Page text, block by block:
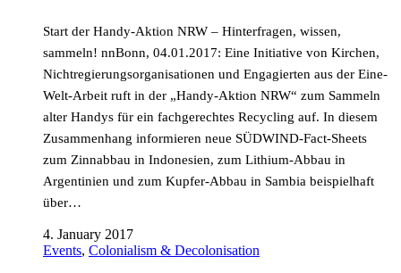
Start der Handy-Aktion NRW – Hinterfragen, wissen,
sammeln! nnBonn, 04.01.2017: Eine Initiative von Kirchen,
Nichtregierungsorganisationen und Engagierten aus der Eine-
Welt-Arbeit ruft in der „Handy-Aktion NRW“ zum Sammeln
alter Handys für ein fachgerechtes Recycling auf. In diesem
Zusammenhang informieren neue SÜDWIND-Fact-Sheets
zum Zinnabbau in Indonesien, zum Lithium-Abbau in
Argentinien und zum Kupfer-Abbau in Sambia beispielhaft
über…
4. January 2017
Events, Colonialism & Decolonisation